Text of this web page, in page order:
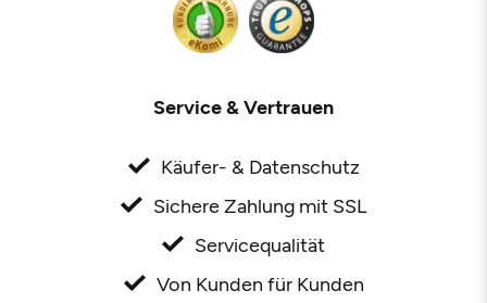
Service & Vertrauen
Käufer- & Datenschutz
Sichere Zahlung mit SSL
Servicequalität
Von Kunden für Kunden